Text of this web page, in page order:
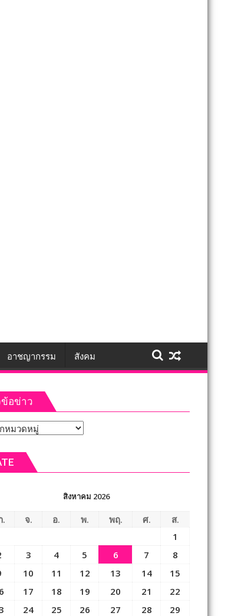
อาชญากรรม สังคม
อข่าว
สิงหาคม 2026
. จ. อ. พ. พฤ. ศ.
ส.
1
3 4 5 6 7
8
10 11 12 13 14
15
17 18 19 20 21
22
24 25 26 27 28
29